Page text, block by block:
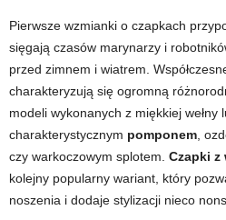
Pierwsze wzmianki o czapkach
sięgają czasów marynarzy i
przed zimnem i wiatrem.
charakteryzują się ogromną
modeli wykonanych z miękkiej wełny
charakterystycznym pomponem ,
czy warkoczowym splotem. Czapki z
kolejny popularny wariant, który
noszenia i dodaje stylizacji nieco